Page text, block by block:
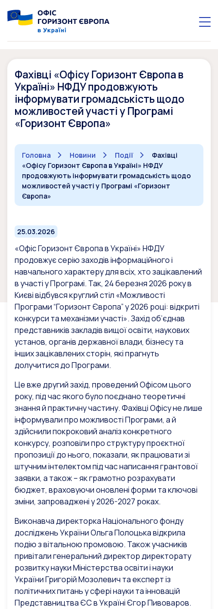
Фахівці «Офісу Горизонт Європа в
Україні» НФДУ продовжують
інформувати громадськість щодо
можливостей участі у Програмі
«Горизонт Європа»
Головна Новини Події
Фахівці
«Офісу Горизонт Європа в Україні» НФДУ
продовжують інформувати громадськість щодо
можливостей участі у Програмі «Горизонт
Європа»
25.03.2026
«Офіс Горизонт Європа в Україні» НФДУ
продовжує серію заходів інформаційного і
навчального характеру для всіх, хто зацікавлений
в участі у Програмі. Так, 24 березня 2026 року в
Києві відбувся круглий стіл «Можливості
Програми “Горизонт Європа” у 2026 році: відкриті
конкурси та механізми участі». Захід об’єднав
представників закладів вищої освіти, наукових
установ, органів державної влади, бізнесу та
інших зацікавлених сторін, які прагнуть
долучитися до Програми.
Це вже другий захід, проведений Офісом цього
року, під час якого було поєднано теоретичні
знання й практичну частину. Фахівці Офісу не лише
інформували про можливості Програми, а й
здійснили покроковий аналіз конкретного
конкурсу, розповіли про структуру проєктної
пропозиції до нього, показали, як працювати зі
штучним інтелектом під час написання грантової
заявки, а також – як грамотно розрахувати
бюджет, враховуючи оновлені форми та ключові
зміни, запроваджені у 2026-2027 роках.
Виконавча директорка Національного фонду
досліджень України Ольга Полоцька відкрила
подію з вітальною промовою. Також учасників
привітали генеральний директор директорату
розвитку науки Міністерства освіти і науки
України Григорій Мозолевич та експерт із
політичних питань у сфері науки та інновацій
Представництва ЄС в Україні Єгор Пивоваров.